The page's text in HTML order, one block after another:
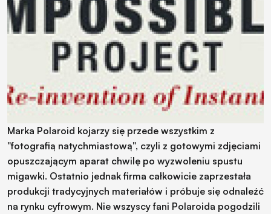
Marka Polaroid kojarzy się przede wszystkim z
"fotografią natychmiastową", czyli z gotowymi zdjęciami
opuszczającym aparat chwilę po wyzwoleniu spustu
migawki. Ostatnio jednak firma całkowicie zaprzestała
produkcji tradycyjnych materiałów i próbuje się odnaleźć
na rynku cyfrowym. Nie wszyscy fani Polaroida pogodzili